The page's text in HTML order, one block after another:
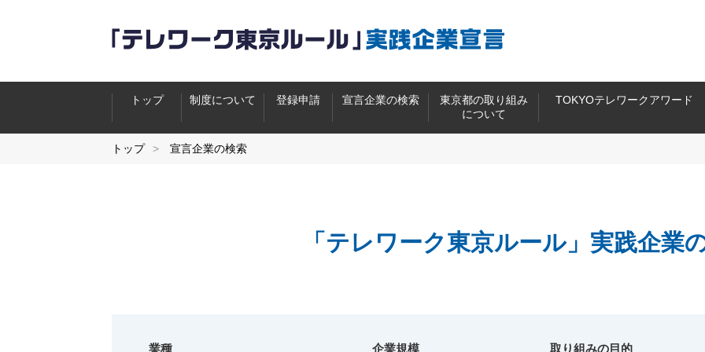
トップ 制度について 登録申請 宣言企業の検索
東京都の取り組み
について
TOKYOテレワークアワード
トップ 宣言企業の検索
「テレワーク東京ルール」 実践企業
業種 企業規模 取り組みの目的